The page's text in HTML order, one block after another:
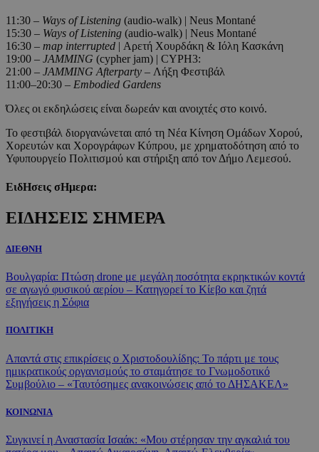
11:30 – Ways of Listening (audio-walk) | Neus Montané
15:30 – Ways of Listening (audio-walk) | Neus Montané
16:30 – map interrupted | Αρετή Χουρδάκη & Ιόλη Κασκάνη
19:00 – JAMMING (cypher jam) | CYPH3:
21:00 – JAMMING Afterparty – Λήξη Φεστιβάλ
11:00–20:30 – Embodied Gardens
Όλες οι εκδηλώσεις είναι δωρεάν και ανοιχτές στο κοινό.
Το φεστιβάλ διοργανώνεται από τη Νέα Κίνηση Ομάδων Χορού,
Χορευτών και Χορογράφων Κύπρου, με χρηματοδότηση από το
Υφυπουργείο Πολιτισμού και στήριξη από τον Δήμο Λεμεσού.
ΕιδΗσεις σΗμερα:
ΕΙΔΗΣΕΙΣ ΣΗΜΕΡΑ
ΔΙΕΘΝΗ
Βουλγαρία: Πτώση drone με μεγάλη ποσότητα εκρηκτικών κοντά
σε αγωγό φυσικού αερίου – Κατηγορεί το Κίεβο και ζητά
εξηγήσεις η Σόφια
ΠΟΛΙΤΙΚΗ
Απαντά στις επικρίσεις ο Χριστοδουλίδης: Το πάρτι με τους
ημικρατικούς οργανισμούς το σταμάτησε το Γνωμοδοτικό
Συμβούλιο – «Ταυτόσημες ανακοινώσεις από το ΔΗΣΑΚΕΛ»
ΚΟΙΝΩΝΙΑ
Συγκινεί η Αναστασία Ισαάκ: «Μου στέρησαν την αγκαλιά του